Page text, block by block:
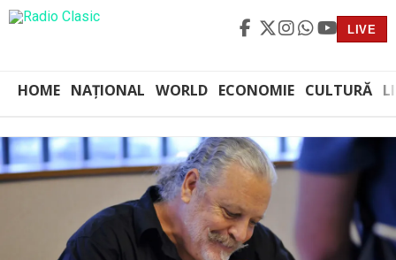
LIVE
HOME NAȚIONAL WORLD ECONOMIE CULTURĂ